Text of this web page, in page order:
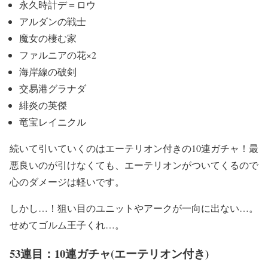
永久時計デ＝ロウ
アルダンの戦士
魔女の棲む家
ファルニアの花×2
海岸線の破剣
交易港グラナダ
緋炎の英傑
竜宝レイニクル
続いて引いていくのはエーテリオン付きの10連ガチャ！最
悪良いのが引けなくても、エーテリオンがついてくるので
心のダメージは軽いです。
しかし…！狙い目のユニットやアークが一向に出ない…。
せめてゴルム王子くれ…。
53連目：10連ガチャ(エーテリオン付き)